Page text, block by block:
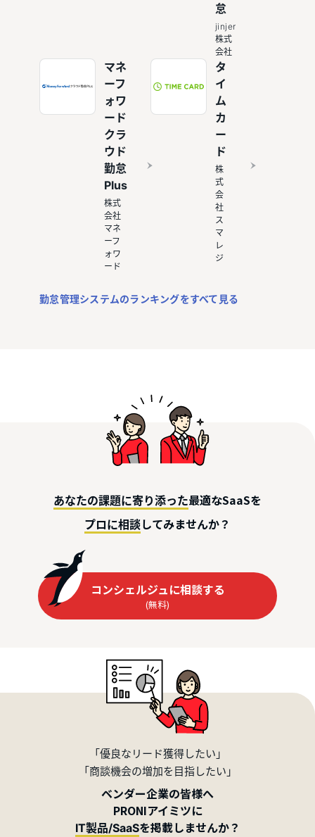
怠
jinjer
株式
会社
マネ
ーフ
ォワ
ード
クラ
ウド
勤怠
Plus
株式
会社
マネ
ーフ
ォワ
ード
タ
イ
ム
カ
ー
ド
株
式
会
社
ス
マ
レ
ジ
勤怠管理システムのランキングをすべて見る
あなたの課題に寄り添った最適なSaaSを
プロに相談してみませんか？
コンシェルジュに相談する
(無料)
「優良なリード獲得したい」
「商談機会の増加を目指したい」
ベンダー企業の皆様へ
PRONIアイミツに
IT製品/SaaSを掲載しませんか？